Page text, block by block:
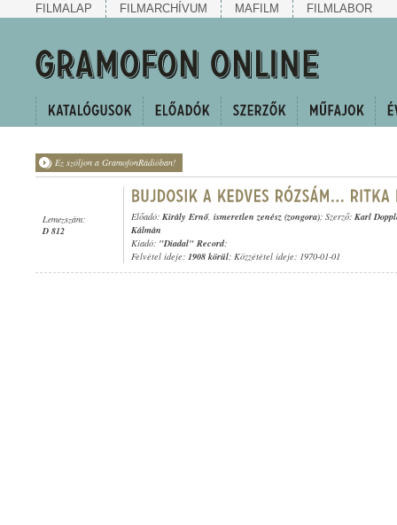
FILMALAP FILMARCHÍVUM MAFILM FILMLABOR
Ez szóljon a GramofonRádióban!
Lemezszám:
D 812
Előadó: Király Ernő, ismeretlen zenész (zongora); Szerző: Karl
Kálmán
Kiadó: "Diadal" Record;
Felvétel ideje: 1908 körül; Közzététel ideje: 1970-01-01